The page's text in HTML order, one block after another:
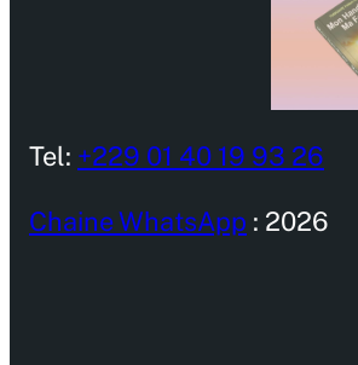
Tel: +229 01 40 19 93 26
Chaine WhatsApp : 2026